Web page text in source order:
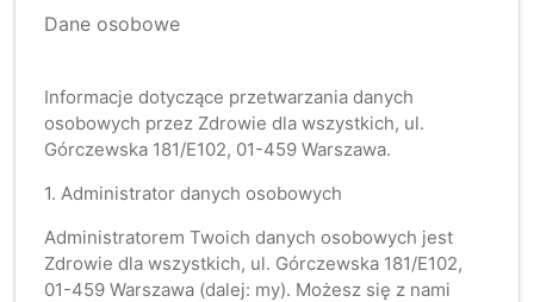
Dane osobowe
Informacje dotyczące przetwarzania danych
osobowych przez Zdrowie dla wszystkich, ul.
Górczewska 181/E102, 01-459 Warszawa.
1. Administrator danych osobowych
Administratorem Twoich danych osobowych jest
Zdrowie dla wszystkich, ul. Górczewska 181/E102,
01-459 Warszawa (dalej: my). Możesz się z nami